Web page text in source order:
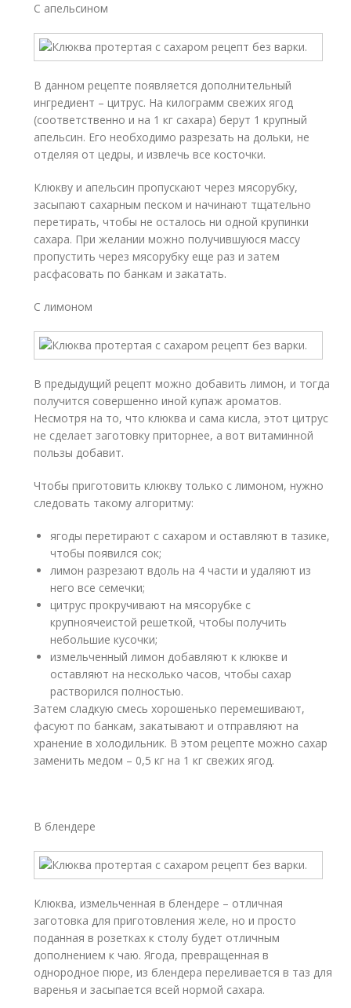
С апельсином
В данном рецепте появляется дополнительный
ингредиент – цитрус. На килограмм свежих ягод
(соответственно и на 1 кг сахара) берут 1 крупный
апельсин. Его необходимо разрезать на дольки, не
отделяя от цедры, и извлечь все косточки.
Клюкву и апельсин пропускают через мясорубку,
засыпают сахарным песком и начинают тщательно
перетирать, чтобы не осталось ни одной крупинки
сахара. При желании можно получившуюся массу
пропустить через мясорубку еще раз и затем
расфасовать по банкам и закатать.
С лимоном
В предыдущий рецепт можно добавить лимон, и тогда
получится совершенно иной купаж ароматов.
Несмотря на то, что клюква и сама кисла, этот цитрус
не сделает заготовку приторнее, а вот витаминной
пользы добавит.
Чтобы приготовить клюкву только с лимоном, нужно
следовать такому алгоритму:
ягоды перетирают с сахаром и оставляют в тазике,
чтобы появился сок;
лимон разрезают вдоль на 4 части и удаляют из
него все семечки;
цитрус прокручивают на мясорубке с
крупноячеистой решеткой, чтобы получить
небольшие кусочки;
измельченный лимон добавляют к клюкве и
оставляют на несколько часов, чтобы сахар
растворился полностью.
Затем сладкую смесь хорошенько перемешивают,
фасуют по банкам, закатывают и отправляют на
хранение в холодильник. В этом рецепте можно сахар
заменить медом – 0,5 кг на 1 кг свежих ягод.
В блендере
Клюква, измельченная в блендере – отличная
заготовка для приготовления желе, но и просто
поданная в розетках к столу будет отличным
дополнением к чаю. Ягода, превращенная в
однородное пюре, из блендера переливается в таз для
варенья и засыпается всей нормой сахара.